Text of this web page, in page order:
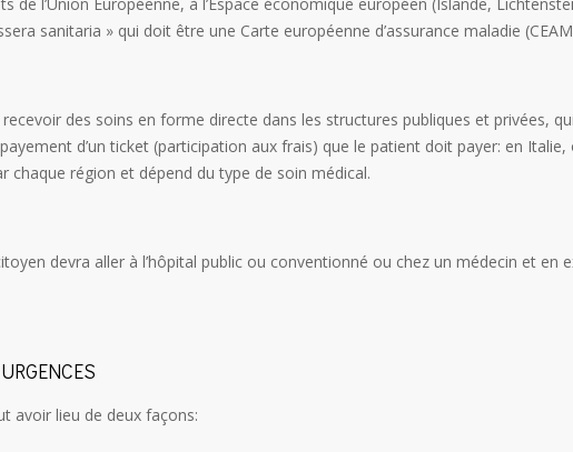
sanitaria » qui doit être une Carte européenne d’assurance maladie
des soins en forme directe dans les structures publiques et privées,
d’un ticket (participation aux frais) que le patient doit payer: en
chaque région et dépend du type de soin médical.
devra aller à l’hôpital public ou conventionné ou chez un médecin et
avoir lieu de deux façons: